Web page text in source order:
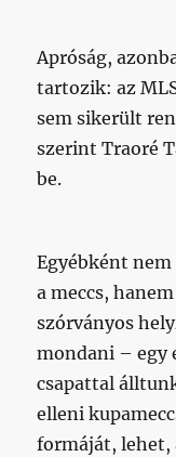
Apróság,
tartozik: az
sem sikerült
szerint Traoré
be.
Egyébként
a meccs,
szórványos
mondani – egy
csapattal
elleni
formáját, lehet,